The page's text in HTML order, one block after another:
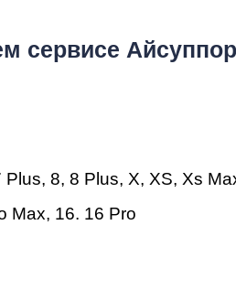
сервисе
8, 8 Plus, X, XS, Xs
Max, 16. 16 Pro